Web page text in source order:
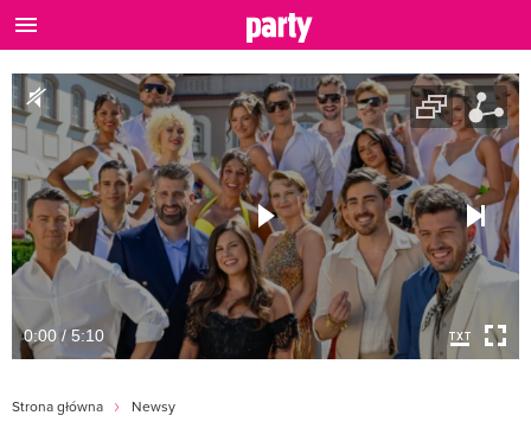
0:00 / 5:10
Strona główna Newsy